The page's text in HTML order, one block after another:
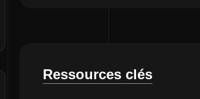
Ressources clés